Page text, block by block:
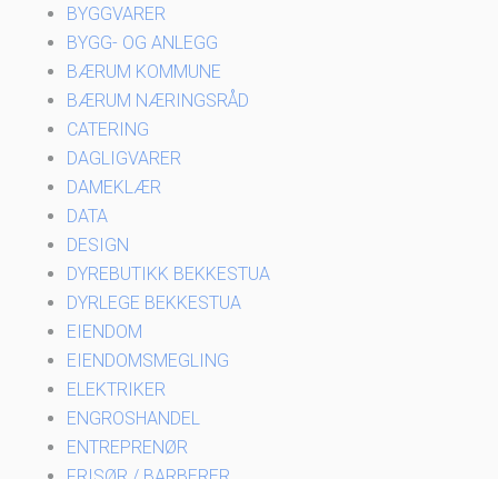
BYGGVARER
BYGG- OG ANLEGG
BÆRUM KOMMUNE
BÆRUM NÆRINGSRÅD
CATERING
DAGLIGVARER
DAMEKLÆR
DATA
DESIGN
DYREBUTIKK BEKKESTUA
DYRLEGE BEKKESTUA
EIENDOM
EIENDOMSMEGLING
ELEKTRIKER
ENGROSHANDEL
ENTREPRENØR